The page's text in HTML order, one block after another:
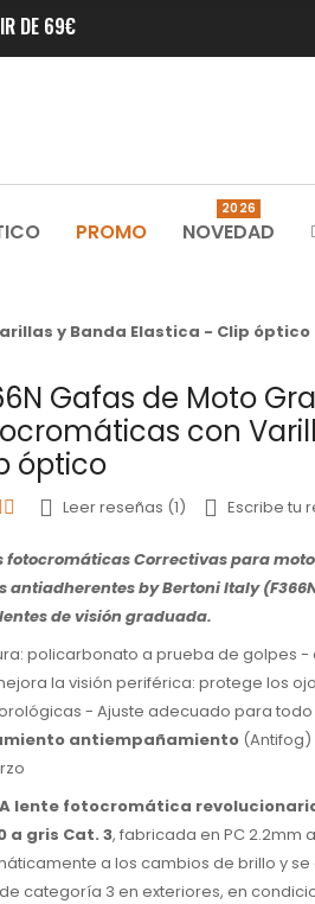
DE 69€
PROMO NOVEDAD
2026
y Banda Elastica - Clip óptico
Gafas de Moto
con
óptico
Leer reseñas (1) Escribe tu
fotocromáticas Correctivas para
antiadherentes by Bertoni Italy
de visión graduada.
policarbonato a prueba de golpes
la visión periférica: protege los
- Ajuste adecuado para todo
antiempañamiento
lente fotocromática
a gris Cat. 3, fabricada en PC
a los cambios de brillo y
categoría 3 en exteriores, en